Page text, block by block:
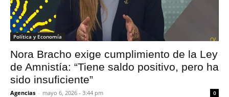
Política y Economía
Nora Bracho exige cumplimiento de la Ley
de Amnistía: “Tiene saldo positivo, pero ha
sido insuficiente”
Agencias - mayo 6, 2026 - 3:44 pm 0